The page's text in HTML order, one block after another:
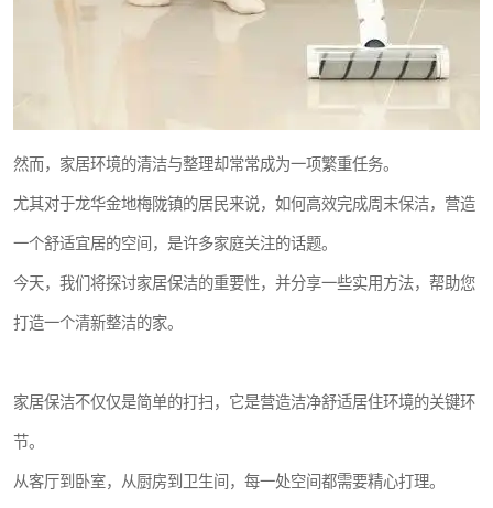
然而，家居环境的清洁与整理却常常成为一项繁重任务。
尤其对于龙华金地梅陇镇的居民来说，如何高效完成周末保洁，营造
一个舒适宜居的空间，是许多家庭关注的话题。
今天，我们将探讨家居保洁的重要性，并分享一些实用方法，帮助您
打造一个清新整洁的家。
家居保洁不仅仅是简单的打扫，它是营造洁净舒适居住环境的关键环
节。
从客厅到卧室，从厨房到卫生间，每一处空间都需要精心打理。